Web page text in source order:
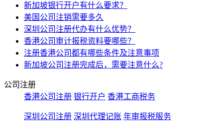
新加坡银行开户有什么要求？
美国公司注销需要多久
深圳公司注册代办有什么优势？
香港公司审计报税资料要哪些？
注册香港公司都有哪些条件及注意事项
新加坡公司注册完成后，需要注意什么?
公司注册
香港公司注册 银行开户 香港工商税务
深圳公司注册 深圳代理记账 年审报税服务